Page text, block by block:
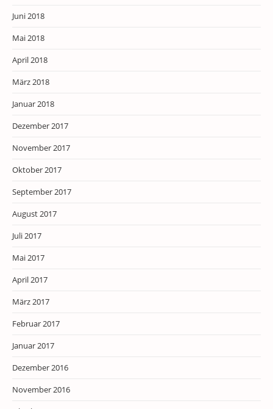
Juni 2018
Mai 2018
April 2018
März 2018
Januar 2018
Dezember 2017
November 2017
Oktober 2017
September 2017
August 2017
Juli 2017
Mai 2017
April 2017
März 2017
Februar 2017
Januar 2017
Dezember 2016
November 2016